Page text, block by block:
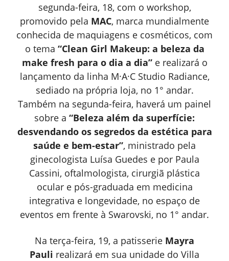
segunda-feira, 18, com o workshop,
promovido pela MAC, marca mundialmente
conhecida de maquiagens e cosméticos, com
o tema “Clean Girl Makeup: a beleza da
make fresh para o dia a dia”e realizará o
lançamento da linha M·A·C Studio Radiance,
sediado na própria loja, no 1° andar.
Também na segunda-feira, haverá um painel
sobre a “Beleza além da superfície:
desvendando os segredos da estética para
saúde e bem-estar”, ministrado pela
ginecologista Luísa Guedes e por Paula
Cassini, oftalmologista, cirurgiã plástica
ocular e pós-graduada em medicina
integrativa e longevidade, no espaço de
eventos em frente à Swarovski, no 1° andar.
Na terça-feira, 19, a patisserie Mayra
Pauli realizará em sua unidade do Villa